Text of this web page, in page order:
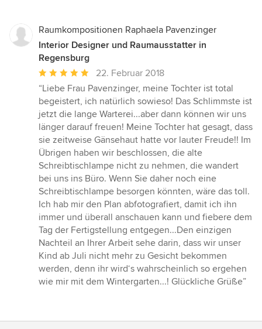
Raumkompositionen Raphaela Pavenzinger
Interior Designer und Raumausstatter in
Regensburg
Durchschnittliche
Bewertung:
5
von
5
Sternen
22. Februar 2018
“Liebe Frau Pavenzinger, meine Tochter ist total
begeistert, ich natürlich sowieso! Das Schlimmste ist
jetzt die lange Warterei...aber dann können wir uns
länger darauf freuen! Meine Tochter hat gesagt, dass
sie zeitweise Gänsehaut hatte vor lauter Freude!! Im
Übrigen haben wir beschlossen, die alte
Schreibtischlampe nicht zu nehmen, die wandert
bei uns ins Büro. Wenn Sie daher noch eine
Schreibtischlampe besorgen könnten, wäre das toll.
Ich hab mir den Plan abfotografiert, damit ich ihn
immer und überall anschauen kann und fiebere dem
Tag der Fertigstellung entgegen...Den einzigen
Nachteil an Ihrer Arbeit sehe darin, dass wir unser
Kind ab Juli nicht mehr zu Gesicht bekommen
werden, denn ihr wird‘s wahrscheinlich so ergehen
wie mir mit dem Wintergarten...! Glückliche Grüße”